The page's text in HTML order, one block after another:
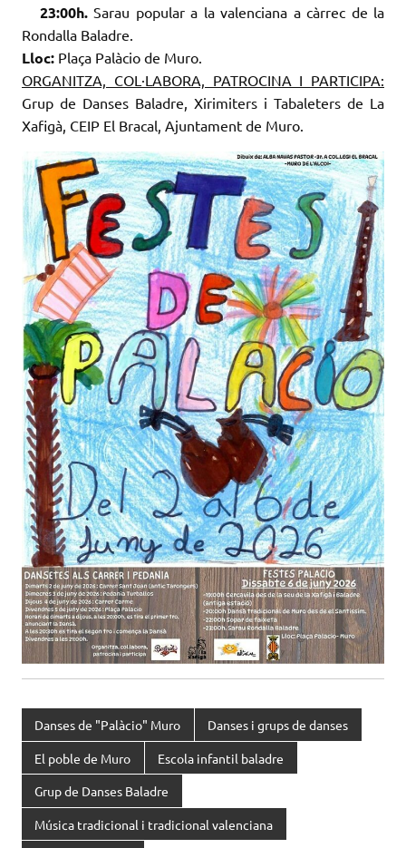
23:00h.Sarau popular a la valenciana a càrrec de la
Rondalla Baladre.
Lloc: Plaça Palàcio de Muro.
ORGANITZA, COL·LABORA, PATROCINA I PARTICIPA:
Grup de Danses Baladre, Xirimiters i Tabaleters de La
Xafigà, CEIP El Bracal, Ajuntament de Muro.
Danses de "Palàcio" Muro Danses i grups de danses
El poble de Muro Escola infantil baladre
Grup de Danses Baladre
Música tradicional i tradicional valenciana